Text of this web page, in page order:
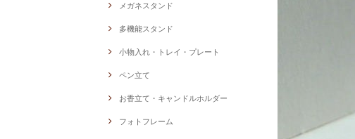
メガネスタンド
多機能スタンド
小物入れ・トレイ・プレート
ペン立て
お香立て・キャンドルホルダー
フォトフレーム